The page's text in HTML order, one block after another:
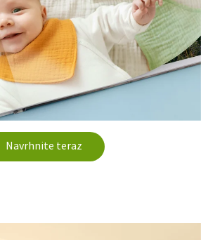
Navrhnite teraz